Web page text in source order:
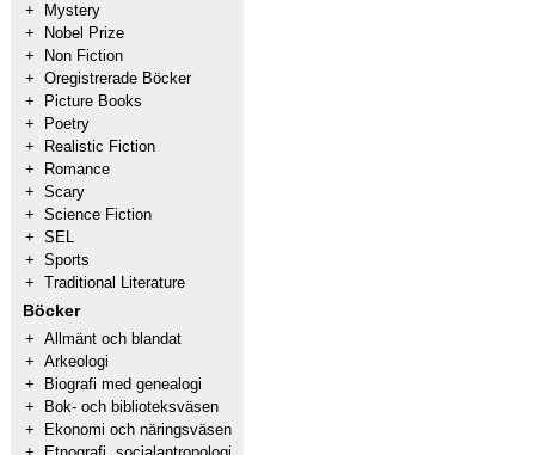
+
Mystery
+
Nobel Prize
+
Non Fiction
+ Oregistrerade Böcker
+
Picture Books
+
Poetry
+
Realistic Fiction
+
Romance
+ Scary
+ Science Fiction
+ SEL
+ Sports
+ Traditional Literature
Böcker
+ Allmänt och blandat
+ Arkeologi
+
Biografi med genealogi
+
Bok- och biblioteksväsen
+
Ekonomi och näringsväsen